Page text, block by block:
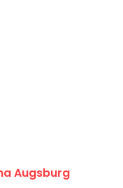
Augsburg